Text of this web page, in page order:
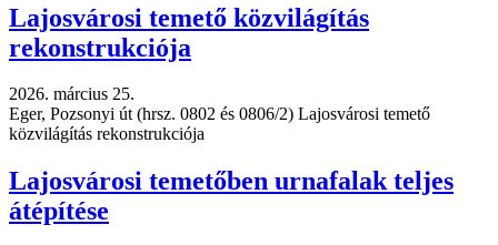
Lajosvárosi temető közvilágítás
rekonstrukciója
2026. március 25.
Eger, Pozsonyi út (hrsz. 0802 és 0806/2) Lajosvárosi temető
közvilágítás rekonstrukciója
Lajosvárosi temetőben urnafalak teljes
átépítése